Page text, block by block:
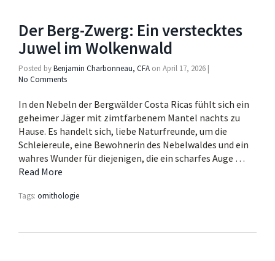
Der Berg-Zwerg: Ein verstecktes
Juwel im Wolkenwald
Posted byBenjamin Charbonneau, CFA on April 17, 2026 |
No Comments
In den Nebeln der Bergwälder Costa Ricas fühlt sich ein
geheimer Jäger mit zimtfarbenem Mantel nachts zu
Hause. Es handelt sich, liebe Naturfreunde, um die
Schleiereule, eine Bewohnerin des Nebelwaldes und ein
wahres Wunder für diejenigen, die ein scharfes Auge …
Read More
Tags: ornithologie